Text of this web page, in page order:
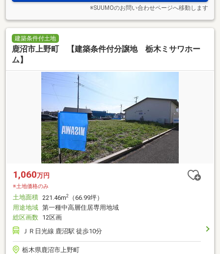
※SUUMOのお問い合わせページへ移動します
建築条件付土地
鹿沼市上野町 【建築条件付分譲地 栃木ミサワホー
ム】
1,060万円
※土地価格のみ
土地面積 221.46m2
（66.99坪）
用途地域 第一種中高層住居専用地域
総区画数 12区画
ＪＲ日光線 鹿沼駅 徒歩10分
栃木県鹿沼市上野町